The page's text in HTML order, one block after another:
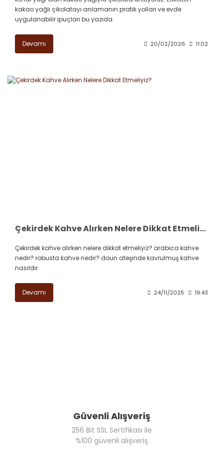
kakao yağlı çikolatayı anlamanın pratik yolları ve evde
uygulanabilir ipuçları bu yazıda.
Devamı 20/02/2026 11:02
Çekirdek Kahve Alırken Nelere Dikkat Etmeliyiz?
Çekirdek kahve alırken nelere dikkat etmeliyiz? arabica kahve
nedir? robusta kahve nedir? doun ateşinde kavrulmuş kahve
nasıldır.
Devamı 24/11/2025 19:43
Güvenli Alışveriş
256 Bit SSL Sertifikası ile
%100 güvenli alışveriş